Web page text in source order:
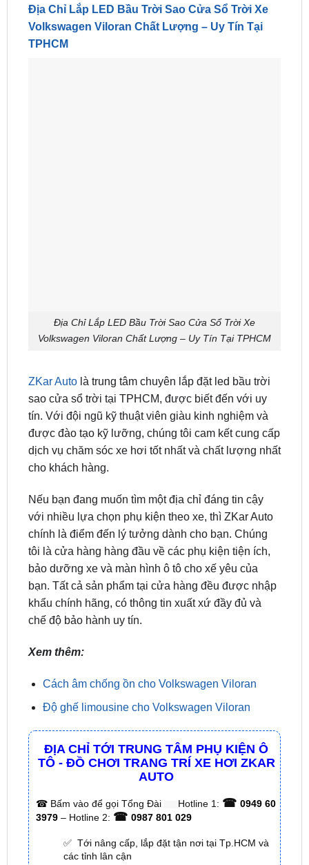
Địa Chỉ Lắp LED Bầu Trời Sao Cửa Sổ Trời Xe
Volkswagen Viloran Chất Lượng – Uy Tín Tại
TPHCM
Địa Chỉ Lắp LED Bầu Trời Sao Cửa Sổ Trời Xe
Volkswagen Viloran Chất Lượng – Uy Tín Tại TPHCM
ZKar Autolà trung tâm chuyên lắp đặt led bầu trời
sao cửa sổ trời tại TPHCM, được biết đến với uy
tín. Với đội ngũ kỹ thuật viên giàu kinh nghiệm và
được đào tạo kỹ lưỡng, chúng tôi cam kết cung cấp
dịch vụ chăm sóc xe hơi tốt nhất và chất lượng nhất
cho khách hàng.
Nếu bạn đang muốn tìm một địa chỉ đáng tin cậy
với nhiều lựa chọn phụ kiện theo xe, thì ZKar Auto
chính là điểm đến lý tưởng dành cho bạn. Chúng
tôi là cửa hàng hàng đầu về các phụ kiện tiện ích,
bảo dưỡng xe và màn hình ô tô cho xế yêu của
bạn. Tất cả sản phẩm tại cửa hàng đều được nhập
khẩu chính hãng, có thông tin xuất xứ đầy đủ và
chế độ bảo hành uy tín.
Xem thêm:
Cách âm chống ồn cho Volkswagen Viloran
Độ ghế limousine cho Volkswagen Viloran
ĐỊA CHỈ TỚI TRUNG TÂM PHỤ KIỆN Ô
TÔ - ĐỒ CHƠI TRANG TRÍ XE HƠI ZKAR
AUTO
☎Bấm vào để gọi Tổng Đài Hotline 1: ☎ 0949 60
3979 – Hotline 2: ☎ 0987 801 029
✅ Tới nâng cấp, lắp đặt tận nơi tại Tp.HCM và
các tỉnh lân cận